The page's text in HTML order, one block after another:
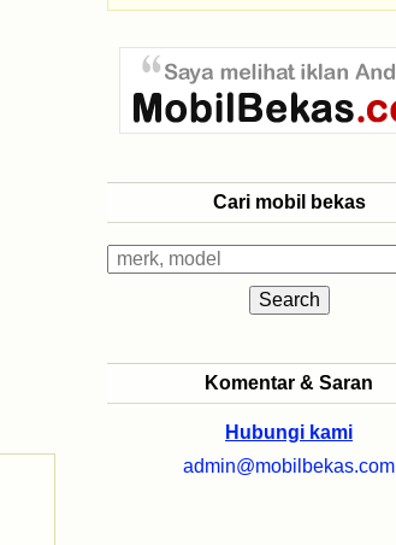
Cari mobil bekas
Komentar & Saran
Hubungi kami
admin@mobilbekas.com